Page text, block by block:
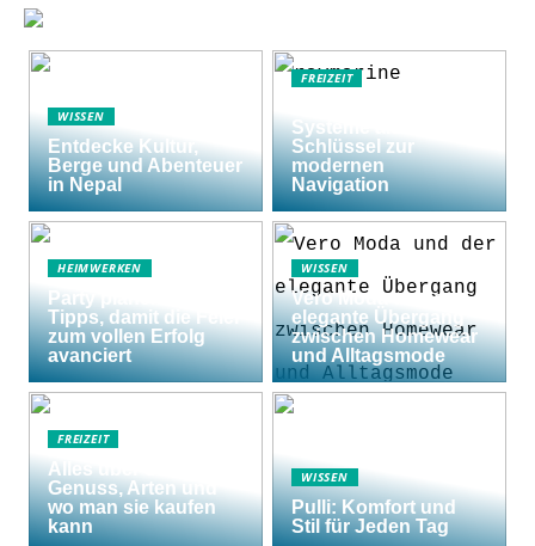
WISSEN
Entdecke Kultur,
Berge und Abenteuer
in Nepal
FREIZEIT
Systeme als
Schlüssel zur
modernen
Navigation
HEIMWERKEN
Party planen: 5
Tipps, damit die Feier
zum vollen Erfolg
avanciert
WISSEN
Vero Moda und der
elegante Übergang
zwischen Homewear
und Alltagsmode
FREIZEIT
Alles über Shishas:
Genuss, Arten und
wo man sie kaufen
kann
WISSEN
Pulli: Komfort und
Stil für Jeden Tag